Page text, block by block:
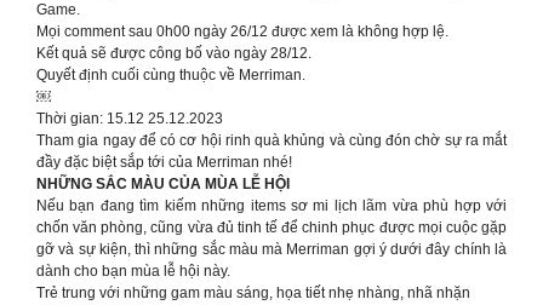
Game.
Mọi comment sau 0h00 ngày 26/12 được xem là không hợp lệ.
Kết quả sẽ được công bố vào ngày 28/12.
Quyết định cuối cùng thuộc về Merriman.
￼
Thời gian: 15.12 25.12.2023
Tham gia ngay để có cơ hội rinh quà khủng và cùng đón chờ sự ra mắt
đầy đặc biệt sắp tới của Merriman nhé!
NHỮNG SẮC MÀU CỦA MÙA LỄ HỘI
Nếu bạn đang tìm kiếm những items sơ mi lịch lãm vừa phù hợp với
chốn văn phòng, cũng vừa đủ tinh tế để chinh phục được mọi cuộc gặp
gỡ và sự kiện, thì những sắc màu mà Merriman gợi ý dưới đây chính là
dành cho bạn mùa lễ hội này.
Trẻ trung với những gam màu sáng, họa tiết nhẹ nhàng, nhã nhặn